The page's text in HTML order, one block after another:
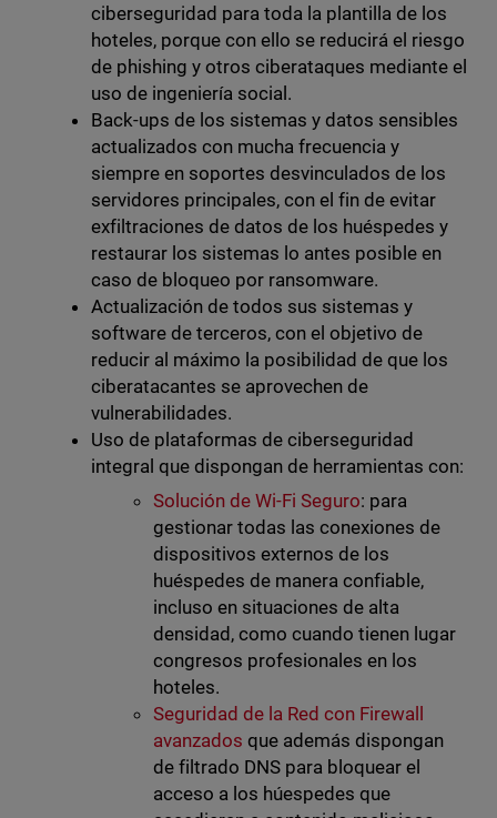
ciberseguridad para toda la plantilla de los
hoteles, porque con ello se reducirá el riesgo
de phishing y otros ciberataques mediante el
uso de ingeniería social.
Back-ups de los sistemas y datos sensibles
actualizados con mucha frecuencia y
siempre en soportes desvinculados de los
servidores principales, con el fin de evitar
exfiltraciones de datos de los huéspedes y
restaurar los sistemas lo antes posible en
caso de bloqueo por ransomware.
Actualización de todos sus sistemas y
software de terceros, con el objetivo de
reducir al máximo la posibilidad de que los
ciberatacantes se aprovechen de
vulnerabilidades.
Uso de plataformas de ciberseguridad
integral que dispongan de herramientas con:
Solución de Wi-Fi Seguro: para
gestionar todas las conexiones de
dispositivos externos de los
huéspedes de manera confiable,
incluso en situaciones de alta
densidad, como cuando tienen lugar
congresos profesionales en los
hoteles.
Seguridad de la Red con Firewall
avanzados que además dispongan
de filtrado DNS para bloquear el
acceso a los húespedes que